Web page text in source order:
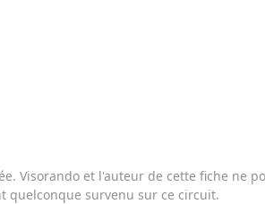
Visorando et l'auteur de cette fiche ne
quelconque survenu sur ce circuit.